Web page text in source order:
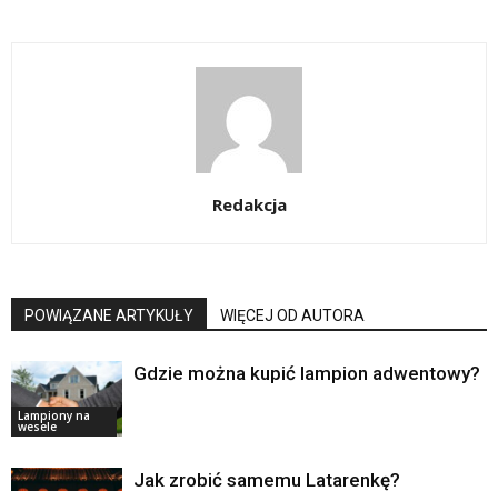
Redakcja
POWIĄZANE ARTYKUŁY WIĘCEJ OD AUTORA
Lampiony na
wesele
Gdzie można kupić lampion adwentowy?
Jak zrobić samemu Latarenkę?